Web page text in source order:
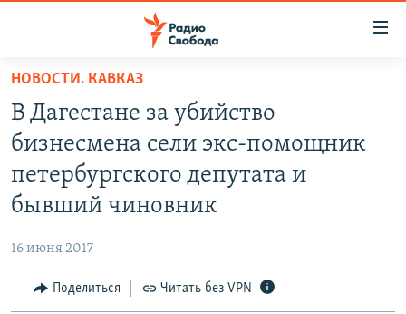
упрощенного
доступа
Вернуться
основному
содержанию
навигации
ПОДКАСТЫ
АВТОРСКИЕ ПРОЕКТЫ
ЦИТАТЫ СВОБОДЫ
IDEL.РЕАЛИИ
НОВОСТИ. КАВКАЗ
В Дагестане за убийство
бизнесмена сели экс-помощник
петербургского депутата и
бывший чиновник
16 июня 2017
Поделиться Читать без VPN